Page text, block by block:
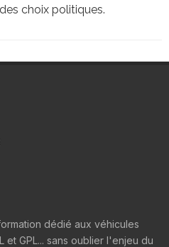
choix politiques.
dédié aux véhicules
et GPL... sans oublier l'enjeu du